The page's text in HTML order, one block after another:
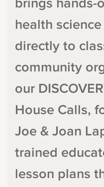
brings hands-
health
directly to
community
our
House Calls,
Joe & Joan
trained
lesson plans